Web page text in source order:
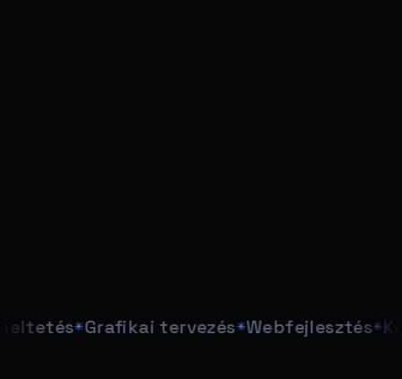
Grafikai tervezés Webfejlesztés